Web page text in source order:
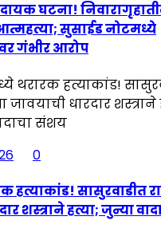
घटना!
सुसाईड नोटमध्ये
गंभीर आरोप
0
हत्याकांड! सासुरवाडीत
शस्त्राने हत्या; जुन्या